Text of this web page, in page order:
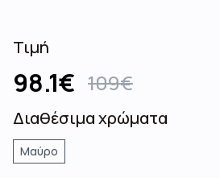
Τιμή
98.1€ 109€
Διαθέσιμα χρώματα
Μαύρο